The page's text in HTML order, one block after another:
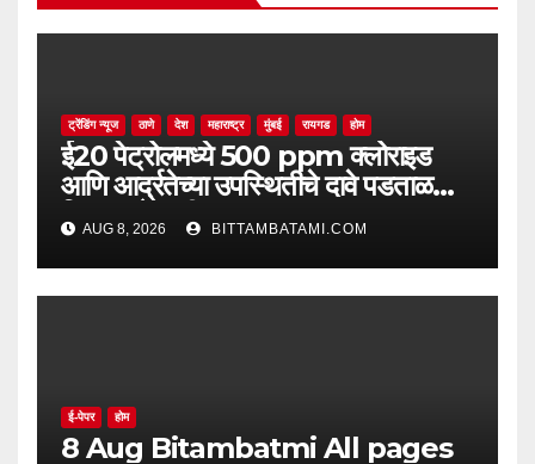
ट्रेंडिंग न्यूज ठाणे देश महाराष्ट्र मुंबई रायगड होम
ई20 पेट्रोलमध्ये 500 ppm क्लोराइड
आणि आर्द्रतेच्या उपस्थितीचे दावे पडताळणीत
सिद्ध झाले नाहीत
AUG 8, 2026 BITTAMBATAMI.COM
ई-पेपर होम
8 Aug Bitambatmi All pages